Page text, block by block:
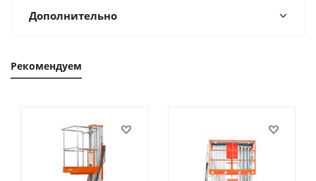
Дополнительно
Рекомендуем